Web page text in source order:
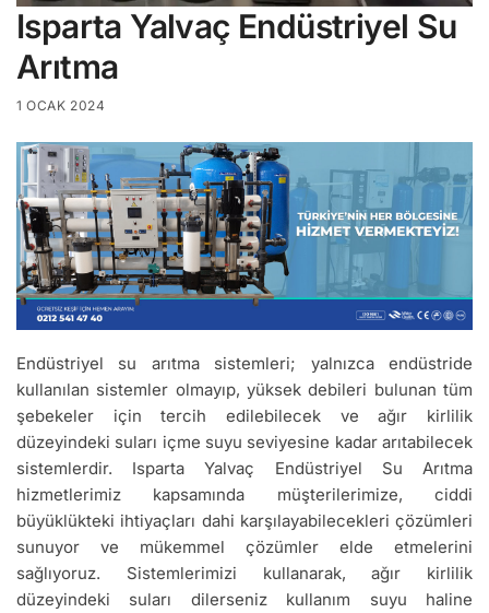
Isparta Yalvaç Endüstriyel Su
Arıtma
1 OCAK 2024
Endüstriyel su arıtma sistemleri; yalnızca endüstride
kullanılan sistemler olmayıp, yüksek debileri bulunan tüm
şebekeler için tercih edilebilecek ve ağır kirlilik
düzeyindeki suları içme suyu seviyesine kadar arıtabilecek
sistemlerdir. Isparta Yalvaç Endüstriyel Su Arıtma
hizmetlerimiz kapsamında müşterilerimize, ciddi
büyüklükteki ihtiyaçları dahi karşılayabilecekleri çözümleri
sunuyor ve mükemmel çözümler elde etmelerini
sağlıyoruz. Sistemlerimizi kullanarak, ağır kirlilik
düzeyindeki suları dilerseniz kullanım suyu haline